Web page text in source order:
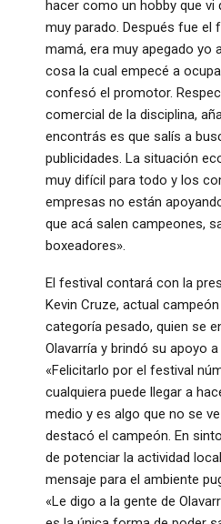
hacer como un hobby que vi
muy parado. Después fue el
mamá, era muy apegado yo
cosa la cual empecé a
confesó el promotor.
comercial de la disciplina,
encontrás es que salís a
publicidades. La situación
muy difícil para todo y los
empresas no están
que acá salen campeones,
boxeadores».
El festival contará con la
Kevin Cruze, actual
categoría pesado, quien se
Olavarría y brindó su apoyo
«Felicitarlo por el festival
cualquiera puede llegar a
medio y es algo que no se
destacó el campeón. En
de potenciar la actividad
mensaje para el ambiente
«Le digo a la gente de